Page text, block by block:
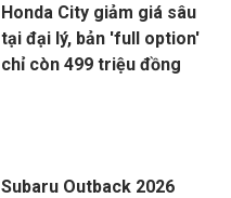
Honda City giảm giá sâu
tại đại lý, bản 'full option'
chỉ còn 499 triệu đồng
Subaru Outback 2026